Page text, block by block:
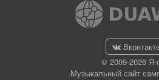
© 2009-2026 Я-
Музыкальный сайт